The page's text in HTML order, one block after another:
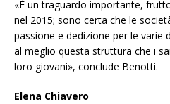
«È un traguardo importante,
nel 2015; sono certa che le
passione e dedizione per le varie
al meglio questa struttura che i
loro giovani», conclude Benotti.
Elena Chiavero